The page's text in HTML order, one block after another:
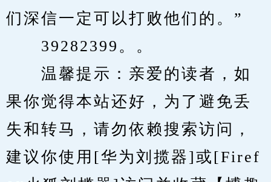
们深信一定可以打败他们的。”
39282399。。
温馨提示：亲爱的读者，如
果你觉得本站还好，为了避免丢
失和转马，请勿依赖搜索访问，
建议你使用[华为刘揽器]或[Firef